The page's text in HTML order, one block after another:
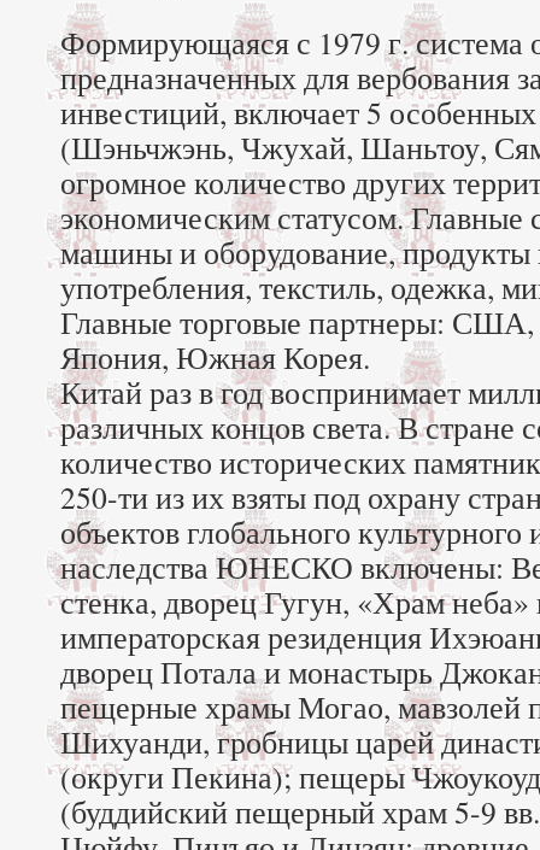
Формирующаяся с 1979 г. система
предназначенных для вербования
инвестиций, включает 5
(Шэньчжэнь, Чжухай, Шаньтоу,
огромное количество других
экономическим статусом. Главные
машины и оборудование, продукты
употребления, текстиль, одежка,
Главные торговые партнеры: США,
Япония, Южная Корея.
Китай раз в год воспринимает
различных концов света. В стране
количество исторических
250-ти из их взяты под охрану
объектов глобального культурного
наследства ЮНЕСКО включены:
стенка, дворец Гугун, «Храм неба»
императорская резиденция
дворец Потала и монастырь
пещерные храмы Могао, мавзолей
Шихуанди, гробницы царей
(округи Пекина); пещеры
(буддийский пещерный храм 5-9